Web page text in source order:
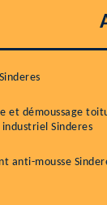
et démoussage
Sinderes
anti-mousse